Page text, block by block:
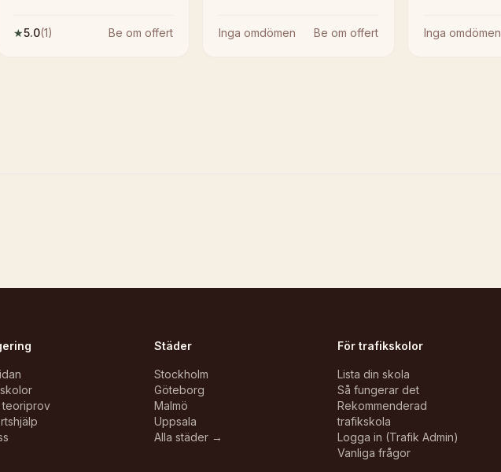
★5.0(1) Be om offert Inga omdömen Be om offert Inga omdömen
teoriprov
Städer
Stockholm
Göteborg
Malmö
Uppsala
Alla städer →
För trafikskolor
Lista din skola
Så fungerar det
Rekommenderad
trafikskola
Logga in (Trafik Admin)
Vanliga frågor